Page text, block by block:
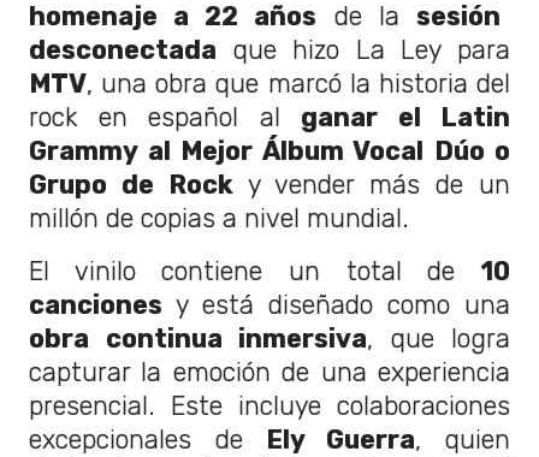
homenaje a 22 años de la sesión
desconectada que hizo La Ley para
MTV, una obra que marcó la historia del
rock en español al ganar el Latin
Grammy al Mejor Álbum Vocal Dúo o
Grupo de Rock y vender más de un
millón de copias a nivel mundial.
El vinilo contiene un total de10
canciones y está diseñado como una
obra continua inmersiva, que logra
capturar la emoción de una experiencia
presencial. Este incluye colaboraciones
excepcionales deEly Guerra, quien